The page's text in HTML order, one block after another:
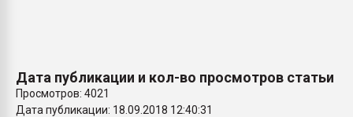
Дата публикации и кол-во просмотров статьи
Просмотров: 4021
Дата публикации: 18.09.2018 12:40:31